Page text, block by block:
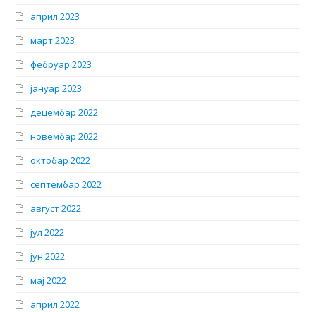
април 2023
март 2023
фебруар 2023
јануар 2023
децембар 2022
новембар 2022
октобар 2022
септембар 2022
август 2022
јул 2022
јун 2022
мај 2022
април 2022